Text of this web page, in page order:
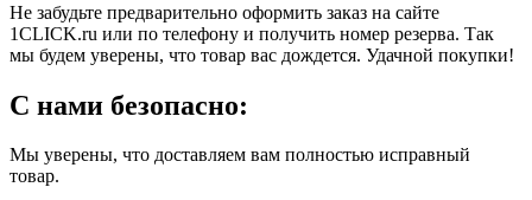
Не забудьте предварительно оформить заказ на сайте
1CLICK.ru или по телефону и получить номер резерва. Так
мы будем уверены, что товар вас дождется. Удачной покупки!
С нами безопасно:
Мы уверены, что доставляем вам полностью исправный
товар.